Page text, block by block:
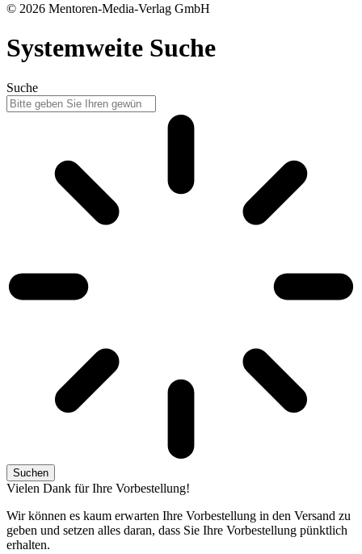
© 2026 Mentoren-Media-Verlag GmbH
Systemweite Suche
Suche
Suchen
Vielen Dank für Ihre Vorbestellung!
Wir können es kaum erwarten Ihre Vorbestellung in den Versand zu
geben und setzen alles daran, dass Sie Ihre Vorbestellung pünktlich
erhalten.